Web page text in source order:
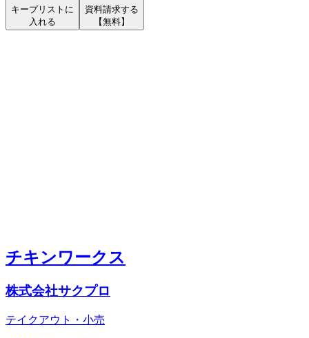
キープリストに
入れる
資料請求する
【無料】
チキンワークス
株式会社サクプロ
テイクアウト・小売